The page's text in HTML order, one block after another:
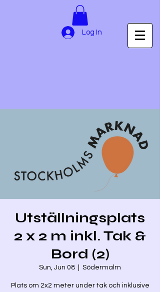
Log In
Utställningsplats
2 x 2 m inkl. Tak &
Bord (2)
Sun, Jun 08 Södermalm
Plats om 2x2 meter under tak och inklusive